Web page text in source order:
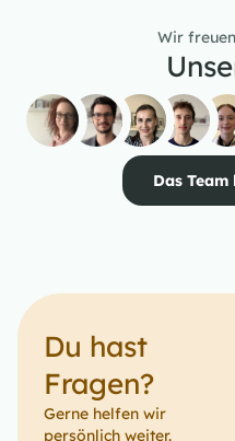
Wir
Das
Du hast
Fragen?
Gerne helfen wir
persönlich weiter.